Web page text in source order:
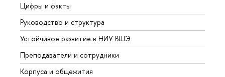
Цифры и факты
Руководство и структура
Устойчивое развитие в НИУ ВШЭ
Преподаватели и сотрудники
Корпуса и общежития